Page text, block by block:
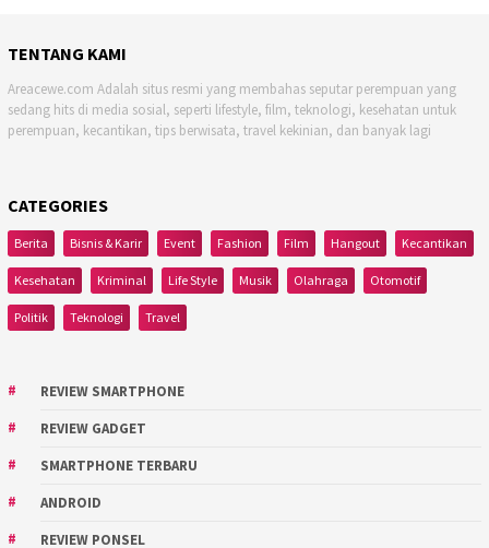
TENTANG KAMI
Areacewe.com Adalah situs resmi yang membahas seputar perempuan yang
sedang hits di media sosial, seperti lifestyle, film, teknologi, kesehatan untuk
perempuan, kecantikan, tips berwisata, travel kekinian, dan banyak lagi
CATEGORIES
Berita Bisnis & Karir Event Fashion Film Hangout Kecantikan
Kesehatan Kriminal Life Style Musik Olahraga Otomotif
Politik Teknologi Travel
REVIEW SMARTPHONE
REVIEW GADGET
SMARTPHONE TERBARU
ANDROID
REVIEW PONSEL